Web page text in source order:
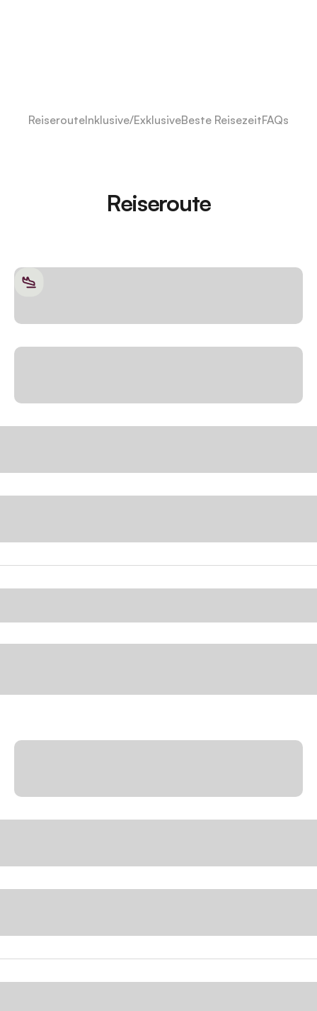
ReiserouteInklusive/ExklusiveBeste ReisezeitFAQs
Reiseroute